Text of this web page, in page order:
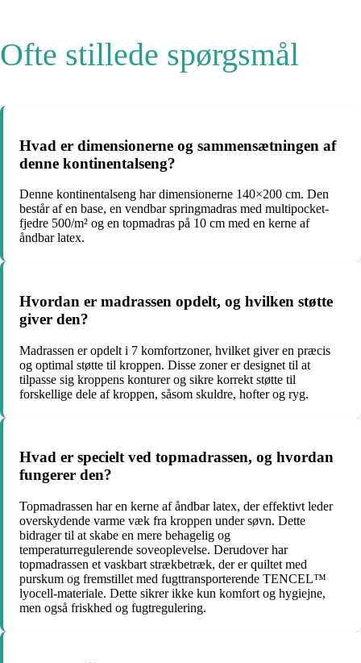
Ofte stillede spørgsmål
Hvad er dimensionerne og sammensætningen af
denne kontinentalseng?
Denne kontinentalseng har dimensionerne 140×200 cm. Den
består af en base, en vendbar springmadras med multipocket-
fjedre 500/m² og en topmadras på 10 cm med en kerne af
åndbar latex.
Hvordan er madrassen opdelt, og hvilken støtte
giver den?
Madrassen er opdelt i 7 komfortzoner, hvilket giver en præcis
og optimal støtte til kroppen. Disse zoner er designet til at
tilpasse sig kroppens konturer og sikre korrekt støtte til
forskellige dele af kroppen, såsom skuldre, hofter og ryg.
Hvad er specielt ved topmadrassen, og hvordan
fungerer den?
Topmadrassen har en kerne af åndbar latex, der effektivt leder
overskydende varme væk fra kroppen under søvn. Dette
bidrager til at skabe en mere behagelig og
temperaturregulerende soveoplevelse. Derudover har
topmadrassen et vaskbart strækbetræk, der er quiltet med
purskum og fremstillet med fugttransporterende TENCEL™
lyocell-materiale. Dette sikrer ikke kun komfort og hygiejne,
men også friskhed og fugtregulering.